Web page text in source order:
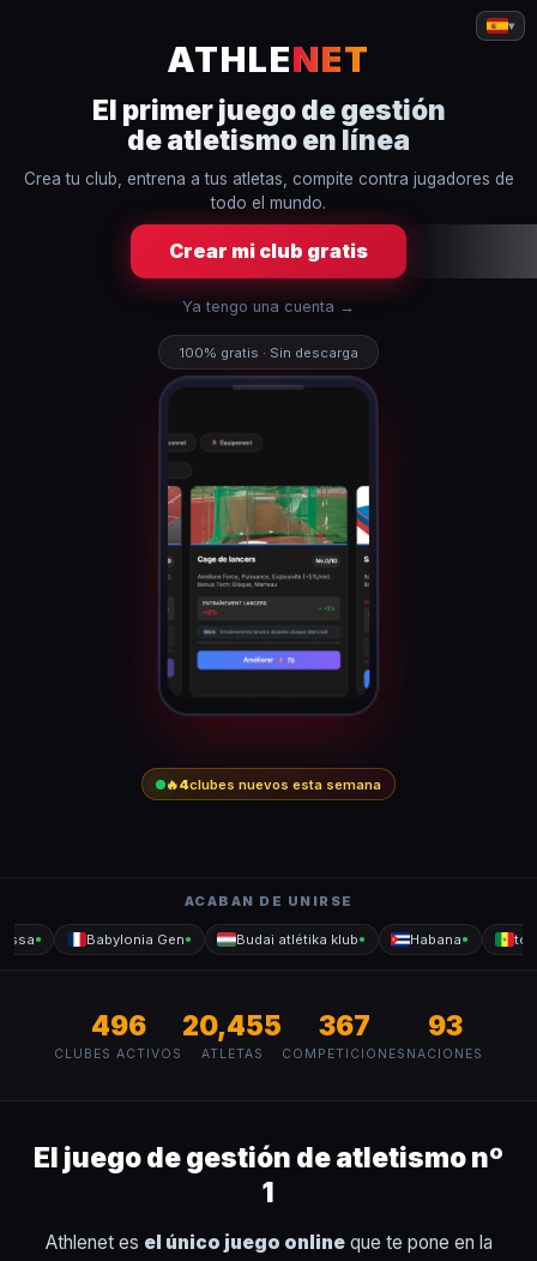
▾
ATHLENET
El primer juego de gestión
de atletismo en línea
Crea tu club, entrena a tus atletas, compite contra jugadores de
todo el mundo.
Crear mi club gratis
Ya tengo una cuenta →
100% gratis · Sin descarga
🔥4clubes nuevos esta semana
ACABAN DE UNIRSE
● Babylonia Gen● Budai atlétika klub● Habana● toto
496
CLUBES ACTIVOS
20,455
ATLETAS
367
COMPETICIONES
93
NACIONES
El juego de gestión de atletismo nº
1
Athlenet es el único juego onlineque te pone en la